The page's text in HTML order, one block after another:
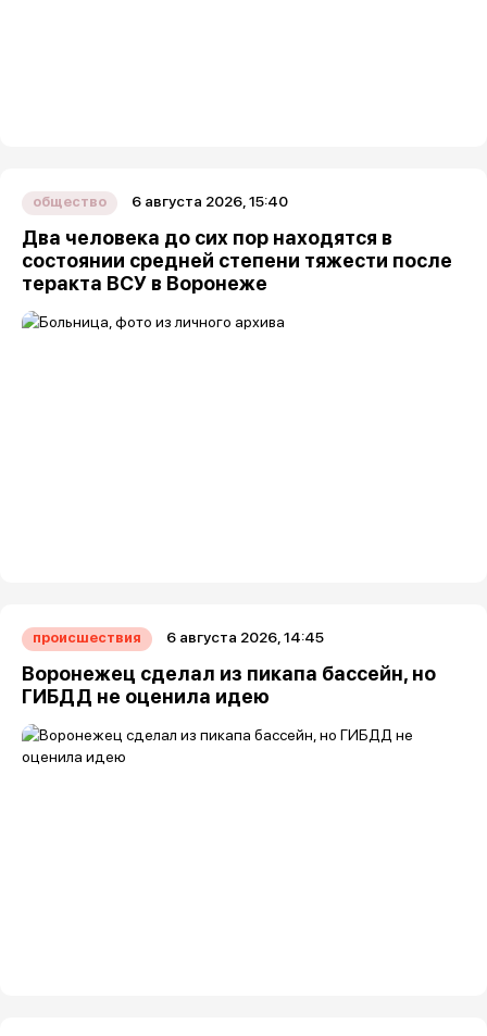
общество 6 августа 2026, 15:40
Два человека до сих пор находятся в
состоянии средней степени тяжести после
теракта ВСУ в Воронеже
происшествия 6 августа 2026, 14:45
Воронежец сделал из пикапа бассейн, но
ГИБДД не оценила идею